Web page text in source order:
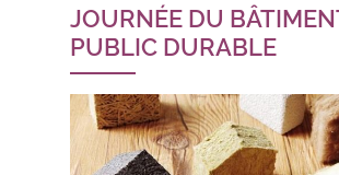
JOURNÉE DU
PUBLIC DURABLE